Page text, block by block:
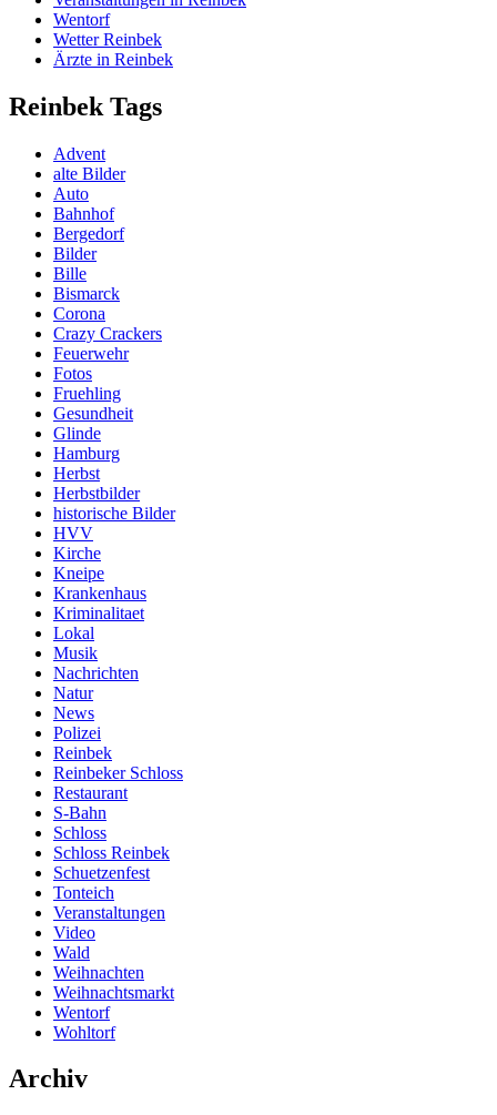
Wentorf
Wetter Reinbek
Ärzte in Reinbek
Reinbek Tags
Advent
alte Bilder
Auto
Bahnhof
Bergedorf
Bilder
Bille
Bismarck
Corona
Crazy Crackers
Feuerwehr
Fotos
Fruehling
Gesundheit
Glinde
Hamburg
Herbst
Herbstbilder
historische Bilder
HVV
Kirche
Kneipe
Krankenhaus
Kriminalitaet
Lokal
Musik
Nachrichten
Natur
News
Polizei
Reinbek
Reinbeker Schloss
Restaurant
S-Bahn
Schloss
Schloss Reinbek
Schuetzenfest
Tonteich
Veranstaltungen
Video
Wald
Weihnachten
Weihnachtsmarkt
Wentorf
Wohltorf
Archiv